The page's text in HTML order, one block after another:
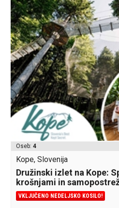
Oseb:4
Kope, Slovenija
Družinski izlet na Kope:
krošnjami in
VKLJUČENO NEDELJSKO KOSILO!